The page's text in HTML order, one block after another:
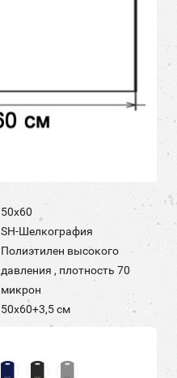
50х60
SH-Шелкография
Полиэтилен высокого
давления , плотность 70
микрон
50х60+3,5 см